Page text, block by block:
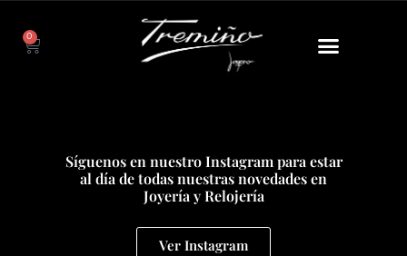
0
Síguenos en nuestro Instagram para estar
al día de todas nuestras novedades en
Joyería y Relojería
Ver Instagram